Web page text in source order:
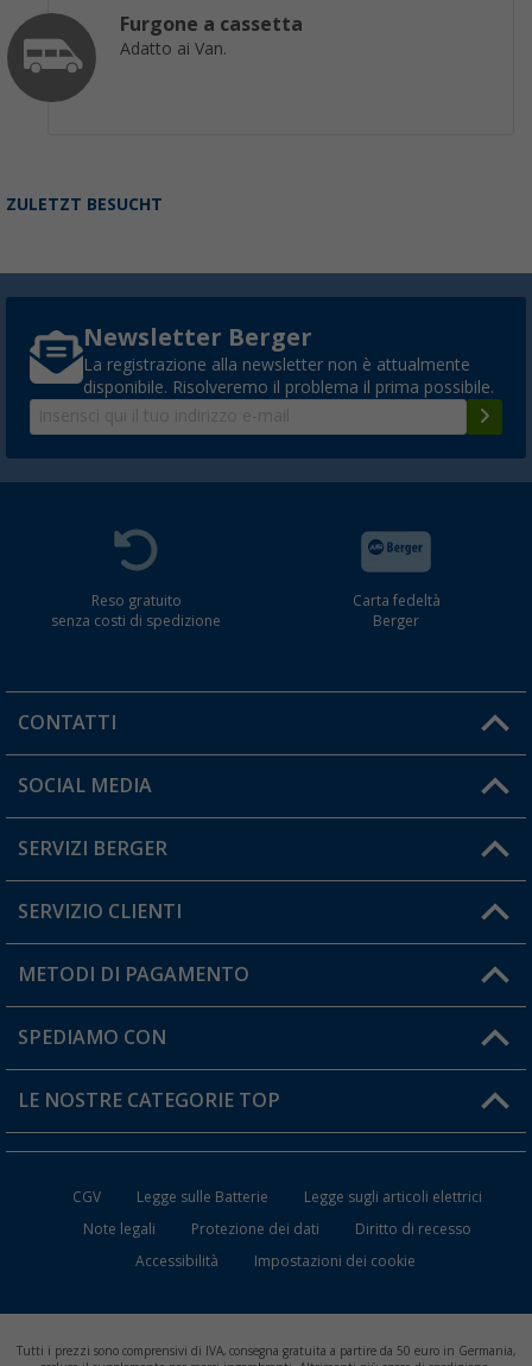
Furgone a cassetta
Adatto ai Van.
ZULETZT BESUCHT
Newsletter Berger
La registrazione alla newsletter non è attualmente
disponibile. Risolveremo il problema il prima possibile.
Reso gratuito
senza costi di spedizione
Carta fedeltà
Berger
CONTATTI
Orari di apertura del servizio:
Hai una domanda?
SOCIAL MEDIA
SERVIZI BERGER
Diventare rivenditori
Il mio Account
Carta fedeltà Berger
SERVIZIO CLIENTI
Informazioni sulla spedizione
Resi
FAQ e Contatti
METODI DI PAGAMENTO
SPEDIAMO CON
LE NOSTRE CATEGORIE TOP
Mobili per il Campeggio
Frigo Portatili
CGV Legge sulle Batterie
Legge sugli articoli elettrici
Note legali
Protezione dei dati
Diritto di recesso
Accessibilità
Impostazioni dei cookie
Tutti i prezzi sono comprensivi di IVA, consegna gratuita a partire da 50 euro in Germania,